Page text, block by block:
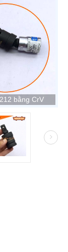
bằng CrV